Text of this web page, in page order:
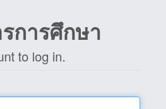
การศึกษา
to log in.